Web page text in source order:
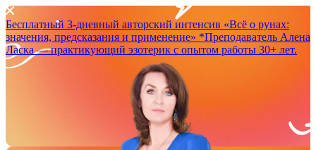
Бесплатный 3-дневный авторский интенсив «Всё о рунах:
значения, предсказания и применение» *Преподаватель Аленa
Ласка — практикующий эзотерик с опытом работы 30+ лет.